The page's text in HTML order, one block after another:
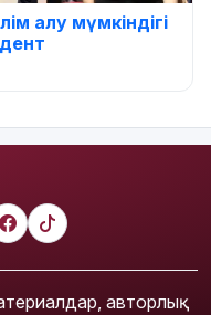
алу мүмкіндігі
авторлық